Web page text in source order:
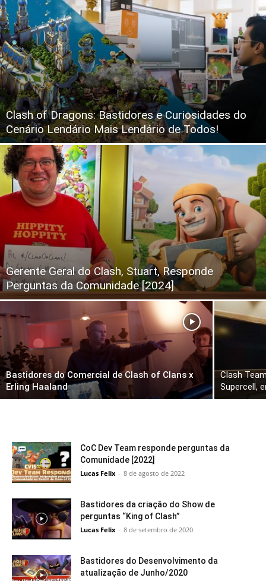
Clash of Dragons: Bastidores e Curiosidades do
Cenário Lendário Mais Lendário de Todos!
Gerente Geral do Clash, Stuart, Responde
Perguntas da Comunidade [2024]
Bastidores do Comercial de Clash of Clans x
Erling Haaland
Clash
Supercell,
CoC Dev Team responde perguntas da
Comunidade [2022]
Lucas Felix - 8 de agosto de 2022
Bastidores da criação do Show de
perguntas “King of Clash”
Lucas Felix - 8 de setembro de 2020
Bastidores do Desenvolvimento da
atualização de Junho/2020